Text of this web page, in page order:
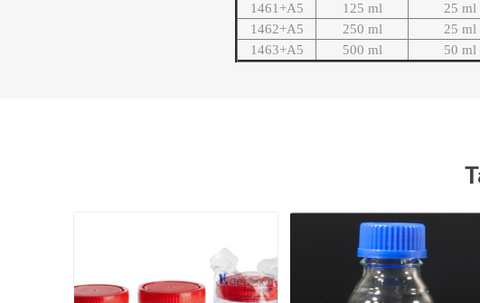
1461+A5
125 ml 25 ml
1462+A5
250 ml 25 ml
1463+A5
500 ml 50 ml